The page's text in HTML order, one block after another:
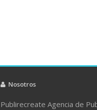
Nosotros
Publirecreate Agencia de